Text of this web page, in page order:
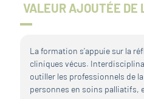
VALEUR AJOUTÉE DE
La formation s’appuie sur la
cliniques vécus.
outiller les professionnels de
personnes en soins palliatifs,